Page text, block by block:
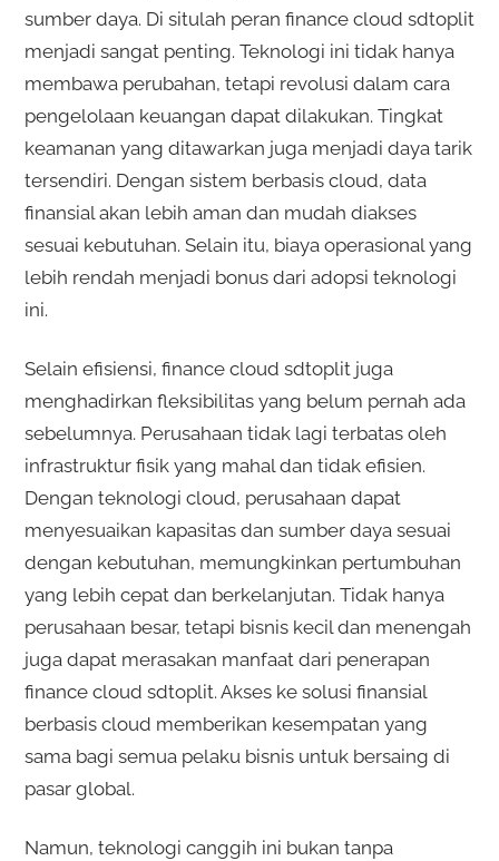
sumber daya. Di situlah peran finance cloud sdtoplit
menjadi sangat penting. Teknologi ini tidak hanya
membawa perubahan, tetapi revolusi dalam cara
pengelolaan keuangan dapat dilakukan. Tingkat
keamanan yang ditawarkan juga menjadi daya tarik
tersendiri. Dengan sistem berbasis cloud, data
finansial akan lebih aman dan mudah diakses
sesuai kebutuhan. Selain itu, biaya operasional yang
lebih rendah menjadi bonus dari adopsi teknologi
ini.
Selain efisiensi, finance cloud sdtoplit juga
menghadirkan fleksibilitas yang belum pernah ada
sebelumnya. Perusahaan tidak lagi terbatas oleh
infrastruktur fisik yang mahal dan tidak efisien.
Dengan teknologi cloud, perusahaan dapat
menyesuaikan kapasitas dan sumber daya sesuai
dengan kebutuhan, memungkinkan pertumbuhan
yang lebih cepat dan berkelanjutan. Tidak hanya
perusahaan besar, tetapi bisnis kecil dan menengah
juga dapat merasakan manfaat dari penerapan
finance cloud sdtoplit. Akses ke solusi finansial
berbasis cloud memberikan kesempatan yang
sama bagi semua pelaku bisnis untuk bersaing di
pasar global.
Namun, teknologi canggih ini bukan tanpa